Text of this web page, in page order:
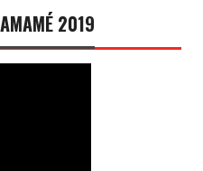
2019